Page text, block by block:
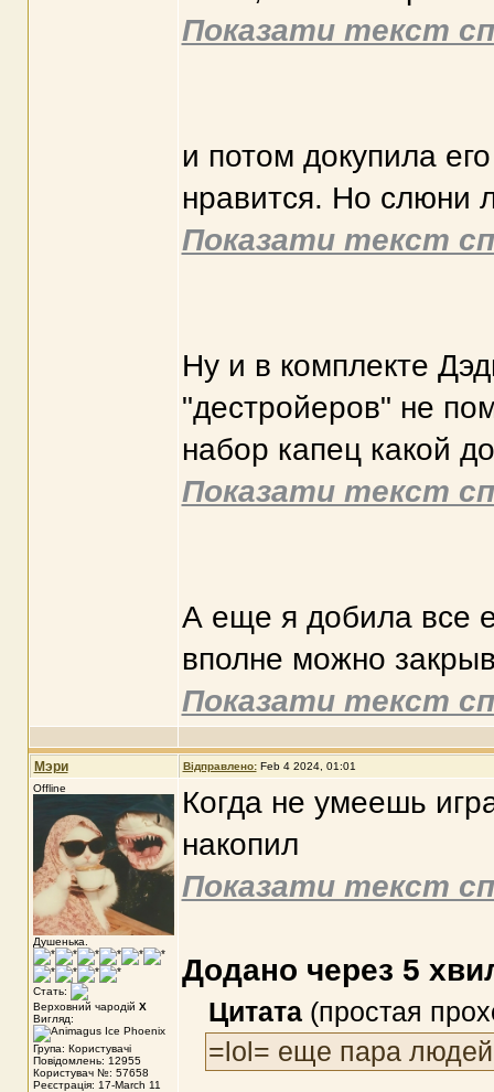
Показати текст
и потом докупила
нравится. Но слюни
Показати текст
Ну и в комплекте
"дестройеров" не
набор капец какой
Показати текст
А еще я добила все
вполне можно
Показати текст
Мэри Відправлено: Feb 4 2024, 01:01
Offline
Душенька.
Стать:
Верховний чародій X
Вигляд:
Група: Користувачі
Повідомлень: 12955
Користувач №: 57658
Реєстрація: 17-March 11
Когда не умеешь
накопил
Показати текст
Додано через 5
Цитата(простая
=lol= еще пара